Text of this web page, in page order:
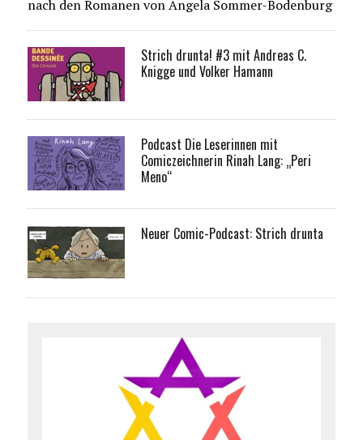
nach den Romanen von Angela Sommer-Bodenburg
Strich drunta! #3 mit Andreas C.
Knigge und Volker Hamann
Podcast Die Leserinnen mit
Comiczeichnerin Rinah Lang: „Peri
Meno“
Neuer Comic-Podcast: Strich drunta